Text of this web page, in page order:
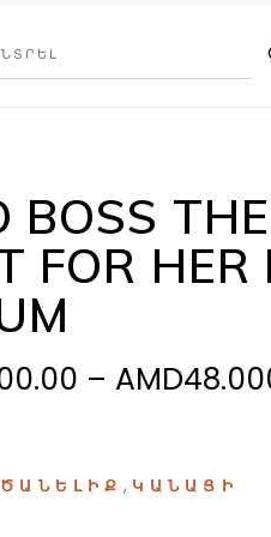
BOSS THE
FOR HER
– AMD
, ԿԱՆԱՑԻ